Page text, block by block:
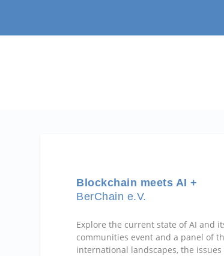
Blockchain meets AI +
BerChain e.V.
Explore the current state of AI and
communities event and a panel of
international landscapes, the